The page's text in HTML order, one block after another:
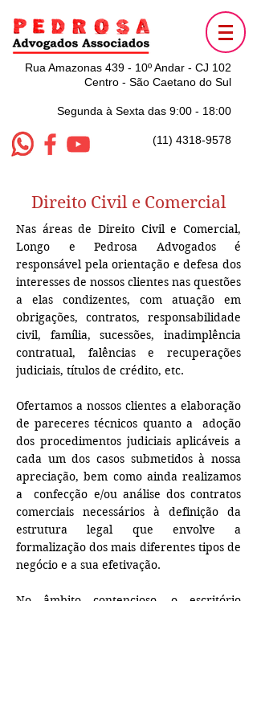
Rua Amazonas 439 - 10º Andar - CJ 102
Centro - São Caetano do Sul
Segunda à Sexta das 9:00 - 18:00
(11) 4318-9578
Direito Civil e Comercial
Nas áreas de Direito Civil e Comercial,
Longo e Pedrosa Advogados é
responsável pela orientação e defesa dos
interesses de nossos clientes nas questões
a elas condizentes, com atuação em
obrigações, contratos, responsabilidade
civil, família, sucessões, inadimplência
contratual, falências e recuperações
judiciais, títulos de crédito, etc.
Ofertamos a nossos clientes a elaboração
de pareceres técnicos quanto a adoção
dos procedimentos judiciais aplicáveis a
cada um dos casos submetidos à nossa
apreciação, bem como ainda realizamos
a confecção e/ou análise dos contratos
comerciais necessários à definição da
estrutura legal que envolve a
formalização dos mais diferentes tipos de
negócio e a sua efetivação.
No âmbito contencioso, o escritório